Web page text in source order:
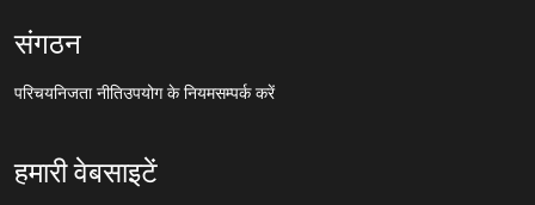
संगठन
परिचयनिजता नीतिउपयोग के नियमसम्पर्क करें
हमारी वेबसाइटें